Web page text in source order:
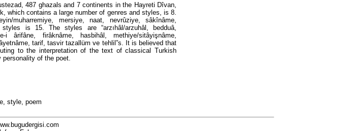
487 ghazals and 7 continents in the Hayreti Dîvan,
which contains a large number of genres and styles, is 8.
muharremiye, mersiye, naat, nevrûziye, sâkînâme,
is 15. The styles are “arzıhâl/arzuhâl, bedduâ,
i ârifâne, firâknâme, hasbihâl, methiye/sitâyişnâme,
tarif, tasvir tazallüm ve tehlil”s. It is believed that
to the interpretation of the text of classical Turkish
of the poet.
style, poem